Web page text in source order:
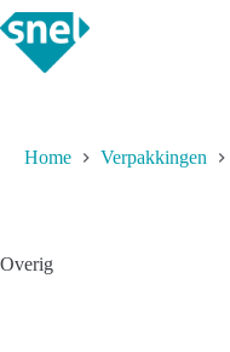
Ga
naar
de
inhoud
Home Verpakkingen
Overig